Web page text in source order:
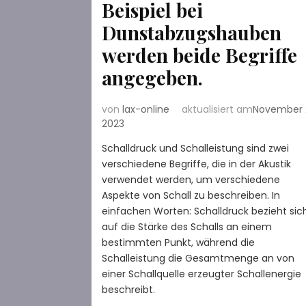
Beispiel bei
Dunstabzugshauben
werden beide Begriffe
angegeben.
vonlax-online aktualisiert amNovember
2023
Schalldruck und Schalleistung sind zwei
verschiedene Begriffe, die in der Akustik
verwendet werden, um verschiedene
Aspekte von Schall zu beschreiben. In
einfachen Worten: Schalldruck bezieht
auf die Stärke des Schalls an einem
bestimmten Punkt, während die
Schalleistung die Gesamtmenge an von
einer Schallquelle erzeugter Schallenergie
beschreibt.